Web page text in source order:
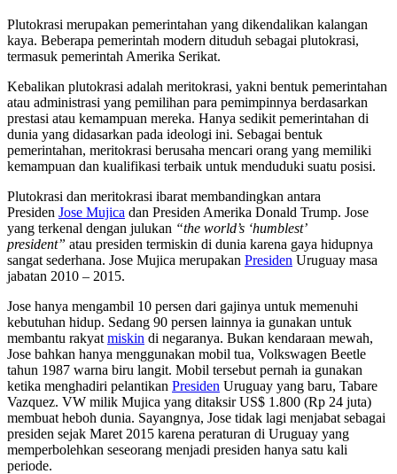
Plutokrasi merupakan pemerintahan yang dikendalikan kalangan
kaya. Beberapa pemerintah modern dituduh sebagai plutokrasi,
termasuk pemerintah Amerika Serikat.
Kebalikan plutokrasi adalah meritokrasi, yakni bentuk pemerintahan
atau administrasi yang pemilihan para pemimpinnya berdasarkan
prestasi atau kemampuan mereka. Hanya sedikit pemerintahan di
dunia yang didasarkan pada ideologi ini. Sebagai bentuk
pemerintahan, meritokrasi berusaha mencari orang yang memiliki
kemampuan dan kualifikasi terbaik untuk menduduki suatu posisi.
Plutokrasi dan meritokrasi ibarat membandingkan antara
Presiden Jose Mujica dan Presiden Amerika Donald Trump. Jose
yang terkenal dengan julukan “the world’s ‘humblest’
president” atau presiden termiskin di dunia karena gaya hidupnya
sangat sederhana. Jose Mujica merupakan Presiden Uruguay masa
jabatan 2010 – 2015.
Jose hanya mengambil 10 persen dari gajinya untuk memenuhi
kebutuhan hidup. Sedang 90 persen lainnya ia gunakan untuk
membantu rakyat miskin di negaranya. Bukan kendaraan mewah,
Jose bahkan hanya menggunakan mobil tua, Volkswagen Beetle
tahun 1987 warna biru langit. Mobil tersebut pernah ia gunakan
ketika menghadiri pelantikan Presiden Uruguay yang baru, Tabare
Vazquez. VW milik Mujica yang ditaksir US$ 1.800 (Rp 24 juta)
membuat heboh dunia. Sayangnya, Jose tidak lagi menjabat sebagai
presiden sejak Maret 2015 karena peraturan di Uruguay yang
memperbolehkan seseorang menjadi presiden hanya satu kali
periode.